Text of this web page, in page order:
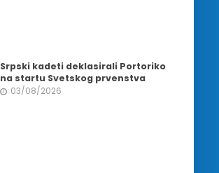
Srpski kadeti deklasirali Portoriko
na startu Svetskog prvenstva
03/08/2026